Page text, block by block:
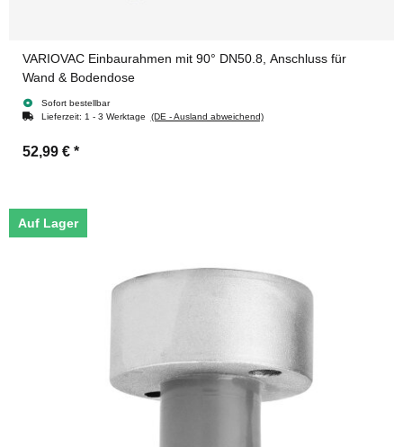
VARIOVAC Einbaurahmen mit 90° DN50.8, Anschluss für
Wand & Bodendose
Sofort bestellbar
Lieferzeit: 1 - 3 Werktage (DE - Ausland abweichend)
52,99 € *
Auf Lager